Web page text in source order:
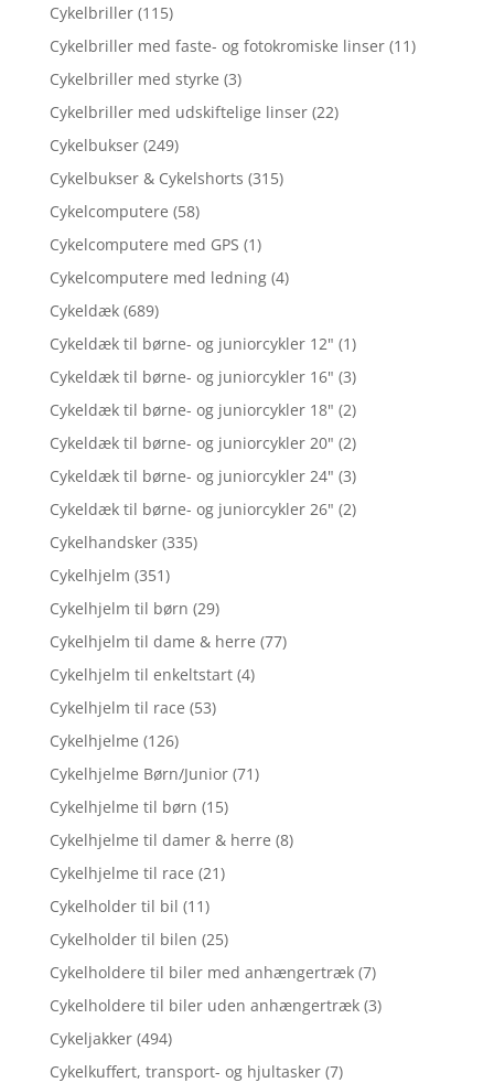
Cykelbriller (115)
Cykelbriller med faste- og fotokromiske linser (11)
Cykelbriller med styrke (3)
Cykelbriller med udskiftelige linser (22)
Cykelbukser (249)
Cykelbukser & Cykelshorts (315)
Cykelcomputere (58)
Cykelcomputere med GPS (1)
Cykelcomputere med ledning (4)
Cykeldæk (689)
Cykeldæk til børne- og juniorcykler 12" (1)
Cykeldæk til børne- og juniorcykler 16" (3)
Cykeldæk til børne- og juniorcykler 18" (2)
Cykeldæk til børne- og juniorcykler 20" (2)
Cykeldæk til børne- og juniorcykler 24" (3)
Cykeldæk til børne- og juniorcykler 26" (2)
Cykelhandsker (335)
Cykelhjelm (351)
Cykelhjelm til børn (29)
Cykelhjelm til dame & herre (77)
Cykelhjelm til enkeltstart (4)
Cykelhjelm til race (53)
Cykelhjelme (126)
Cykelhjelme Børn/Junior (71)
Cykelhjelme til børn (15)
Cykelhjelme til damer & herre (8)
Cykelhjelme til race (21)
Cykelholder til bil (11)
Cykelholder til bilen (25)
Cykelholdere til biler med anhængertræk (7)
Cykelholdere til biler uden anhængertræk (3)
Cykeljakker (494)
Cykelkuffert, transport- og hjultasker (7)